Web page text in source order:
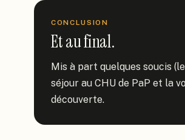
CONCLUSION
Et au final.
Mis à part quelques soucis
séjour au CHU de PaP et la
découverte.